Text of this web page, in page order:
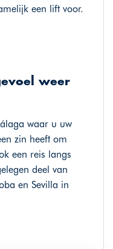
een lift voor.
weer
waar u uw
zin heeft om
een reis langs
deel van
en Sevilla in